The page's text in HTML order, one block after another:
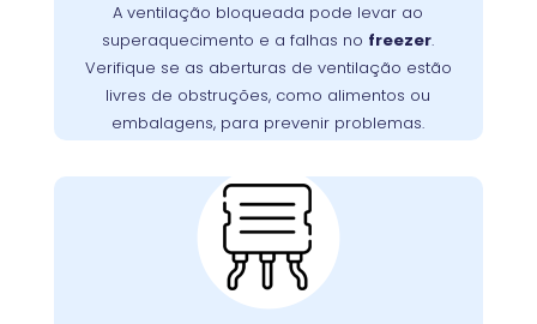
A ventilação bloqueada pode levar ao
superaquecimento e a falhas no freezer.
Verifique se as aberturas de ventilação estão
livres de obstruções, como alimentos ou
embalagens, para prevenir problemas.
alimentos ou embalagens
. Manter uma boa
ventilação é essencial para assegurar a
eficiência e a longevidade do
freezer
prevenindo custos extras com reparos.
Problemas com o
Motor do Ventilador do
Condensador:
O motor do ventilador do condensador